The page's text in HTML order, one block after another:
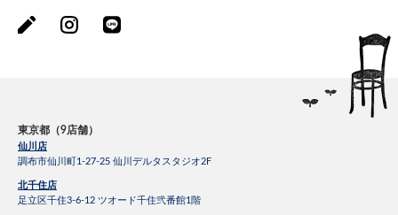
東京都（9店舗）
仙川店
調布市仙川町1-27-25 仙川デルタスタジオ2F
北千住店
足立区千住3-6-12 ツオード千住弐番館1階